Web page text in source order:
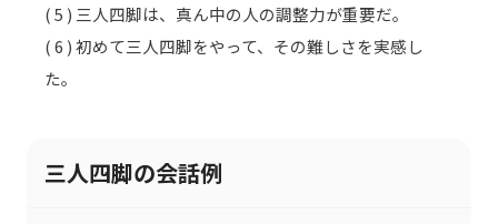
( 5 ) 三人四脚は、真ん中の人の調整力が重要だ。
( 6 ) 初めて三人四脚をやって、その難しさを実感し
た。
三人四脚の会話例